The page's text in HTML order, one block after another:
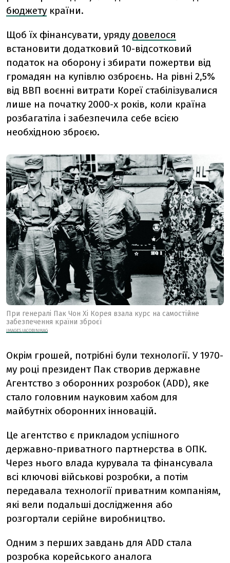
бюджету країни.
Щоб їх фінансувати, уряду довелося
встановити додатковий 10-відсотковий
податок на оборону і збирати пожертви від
громадян на купівлю озброєнь. На рівні 2,5%
від ВВП воєнні витрати Кореї стабілізувалися
лише на початку 2000-х років, коли країна
розбагатіла і забезпечила себе всією
необхідною зброєю.
При генералі Пак Чон Хі Корея взала курс на самостійне
забезпечення країни зброєї
IMAGES.JACOBINMAG
Окрім грошей, потрібні були технології. У 1970-
му році президент Пак створив державне
Агентство з оборонних розробок (ADD), яке
стало головним науковим хабом для
майбутніх оборонних інновацій.
Це агентство є прикладом успішного
державно-приватного партнерства в ОПК.
Через нього влада курувала та фінансувала
всі ключові військові розробки, а потім
передавала технології приватним компаніям,
які вели подальші дослідження або
розгортали серійне виробництво.
Одним з перших завдань для ADD стала
розробка корейського аналога